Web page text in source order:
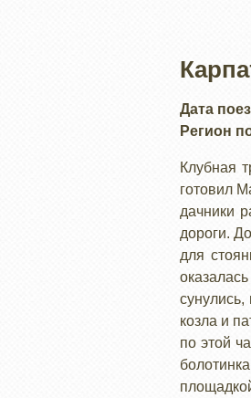
Дата
Регион
Клубная
готовил
дачники
дороги.
для
козла и
по этой